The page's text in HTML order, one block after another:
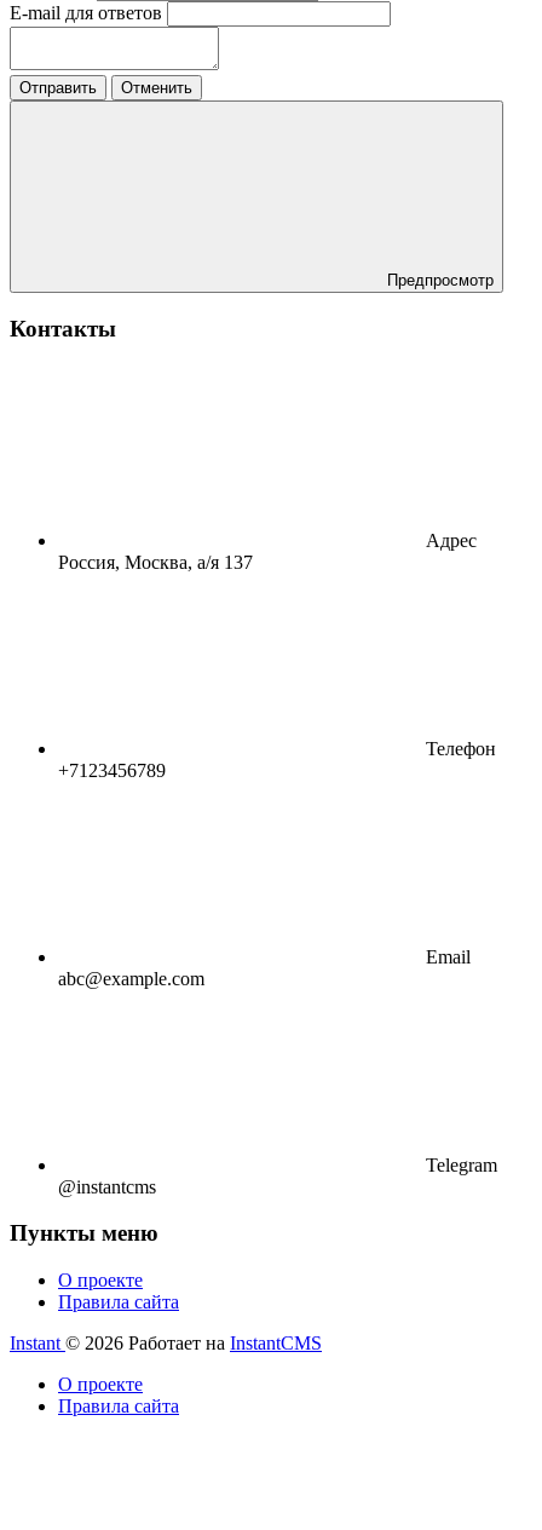
E-mail для ответов
Отправить Отменить
Предпросмотр
Контакты
Адрес
Россия, Москва, а/я 137
Телефон
+7123456789
Email
abc@example.com
Telegram
@instantcms
Пункты меню
О проекте
Правила сайта
Instant © 2026 Работает на InstantCMS
О проекте
Правила сайта